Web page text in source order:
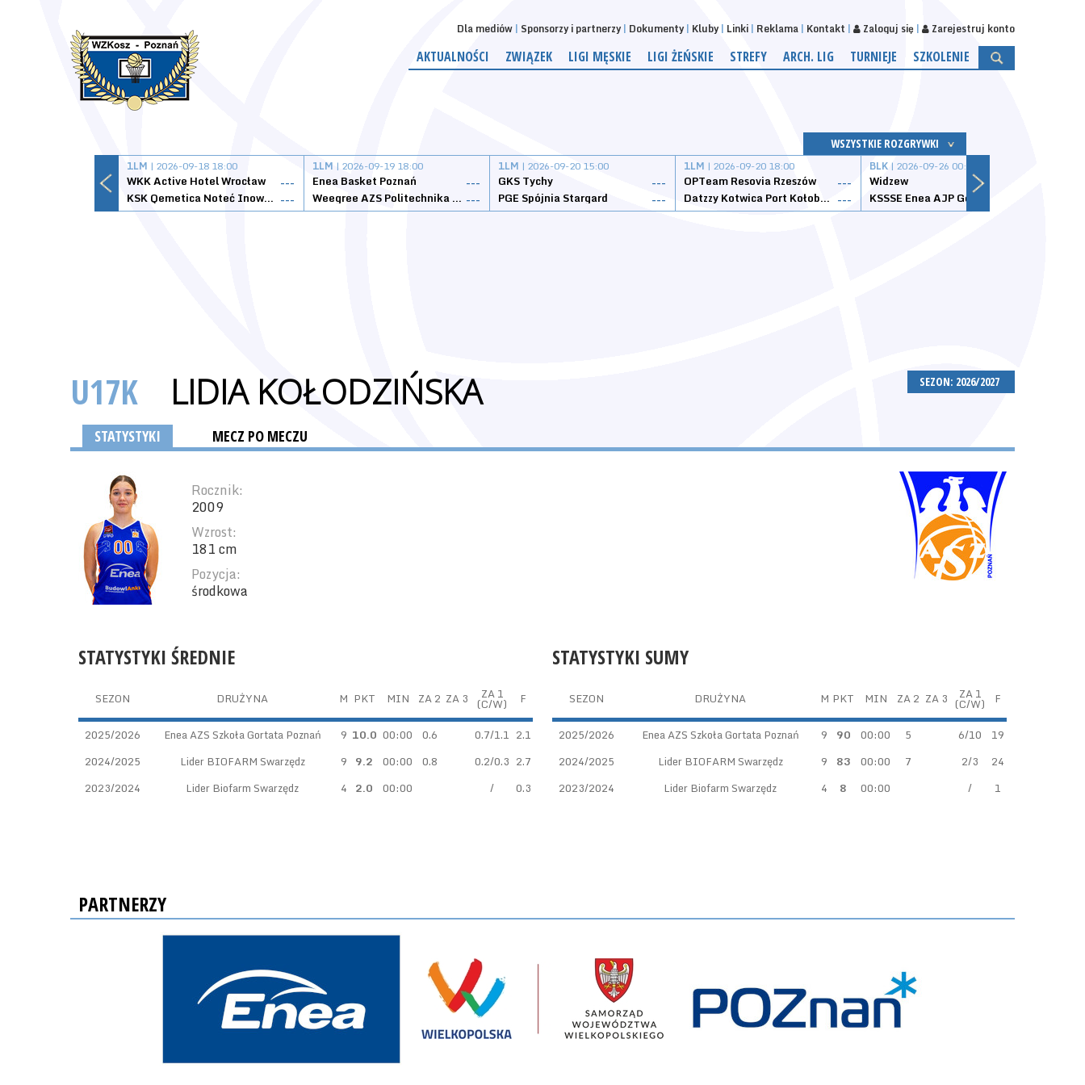
Dla mediów Sponsorzy i partnerzy Dokumenty Kluby Linki Reklama Kontakt Zaloguj się Zarejestruj konto
AKTUALNOŚCI ZWIĄZEK LIGI MĘSKIE LIGI ŻEŃSKIE STREFY ARCH. LIG TURNIEJE SZKOLENIE
WSZYSTKIE ROZGRYWKI
1LM | 2026-09-18 18:00
WKK Active Hotel Wrocław
---
KSK Qemetica Noteć Inowrocław ---
1LM | 2026-09-19 18:00
Enea Basket Poznań
---
Weegree AZS Politechnika Opolska ---
1LM | 2026-09-20 15:00
GKS Tychy
---
PGE Spójnia Stargard
---
1LM | 2026-09-20 18:00
OPTeam Resovia Rzeszów
---
Datzzy Kotwica Port Kołobrzeg ---
BLK | 2026-09-26 00:00
Widzew
SEZON: 2026/2027
U17K LIDIA KOŁODZIŃSKA
STATYSTYKI MECZ PO MECZU
Rocznik:
2009
Wzrost:
181 cm
Pozycja:
środkowa
STATYSTYKI SUMY
SEZON DRUŻYNA M PKT MIN ZA 2 ZA 3 ZA 1
(C/W) F
2025/2026 Enea AZS Szkoła Gortata Poznań 9 90 00:00 5 6/10
19
2024/2025
Lider BIOFARM Swarzędz 9 83 00:00 7 2/3
24
2023/2024
Lider Biofarm Swarzędz 4 8 00:00 / 1
STATYSTYKI ŚREDNIE
SEZON DRUŻYNA M PKT MIN ZA 2 ZA 3 ZA 1
(C/W) F
2025/2026 Enea AZS Szkoła Gortata Poznań 9 10.0 00:00 0.6 0.7/1.1 2.1
2024/2025
Lider BIOFARM Swarzędz 9 9.2 00:00 0.8 0.2/0.3 2.7
2023/2024
Lider Biofarm Swarzędz 4 2.0 00:00 / 0.3
PARTNERZY